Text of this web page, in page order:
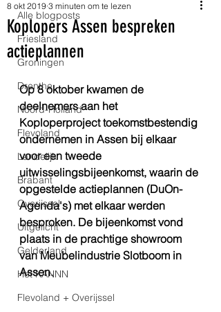
Alle blogposts
Friesland
Groningen
Drenthe
Noord-Holland
Flevoland
Landelijk
Brabant
Overijssel
Uitgelicht
Gelderland
Het KANNN
Flevoland + Overijssel
Koplopers Assen bespreken
actieplannen
8 okt 2019 3 minuten om te lezen
Op 8 oktober kwamen de
deelnemers aan het
Koploperproject toekomstbestendig
ondernemen in Assen bij elkaar
voor een tweede
uitwisselingsbijeenkomst, waarin de
opgestelde actieplannen (DuOn-
Agenda's) met elkaar werden
besproken. De bijeenkomst vond
plaats in de prachtige showroom
van Meubelindustrie Slotboom in
Assen.